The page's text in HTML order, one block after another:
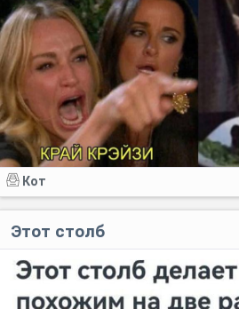
Кот
Этот столб